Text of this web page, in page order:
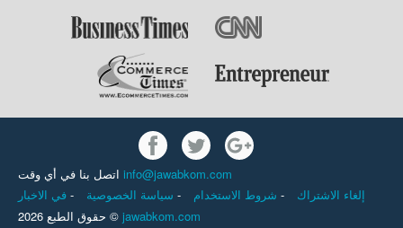
info@jawabkom.com
- - -
إلغاء الاشتراك
حقوق الطبع 2026 © jawabkom.com